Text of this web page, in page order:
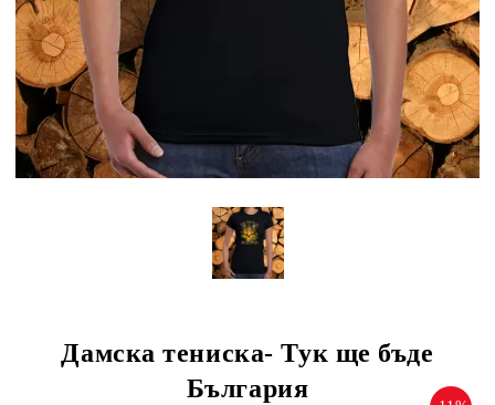
Дамска тениска- Тук ще бъде
България